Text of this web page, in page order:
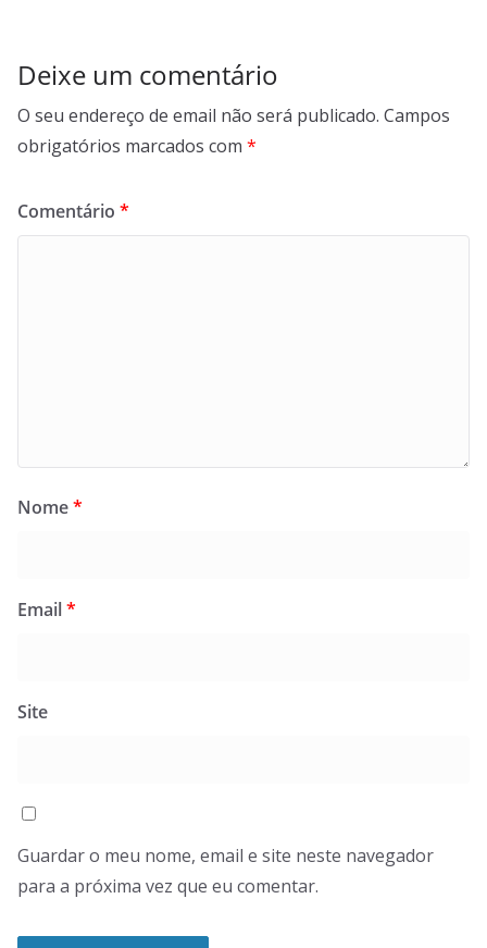
Deixe um comentário
O seu endereço de email não será publicado. Campos
obrigatórios marcados com *
Comentário *
Nome*
Email*
Site
Guardar o meu nome, email e site neste navegador
para a próxima vez que eu comentar.